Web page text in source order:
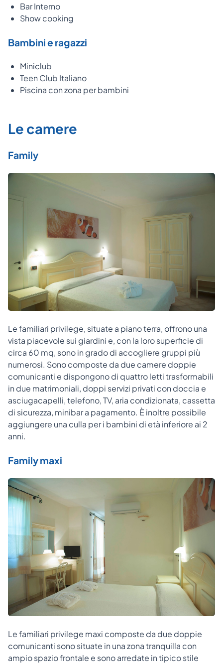
Bar Interno
Show cooking
Bambini e ragazzi
Miniclub
Teen Club Italiano
Piscina con zona per bambini
Le camere
Family
Le familiari privilege, situate a piano terra, offrono una
vista piacevole sui giardini e, con la loro superficie di
circa 60 mq, sono in grado di accogliere gruppi più
numerosi. Sono composte da due camere doppie
comunicanti e dispongono di quattro letti trasformabili
in due matrimoniali, doppi servizi privati con doccia e
asciugacapelli, telefono, TV, aria condizionata, cassetta
di sicurezza, minibar a pagamento. È inoltre possibile
aggiungere una culla per i bambini di età inferiore ai 2
anni.
Family maxi
Le familiari privilege maxi composte da due doppie
comunicanti sono situate in una zona tranquilla con
ampio spazio frontale e sono arredate in tipico stile